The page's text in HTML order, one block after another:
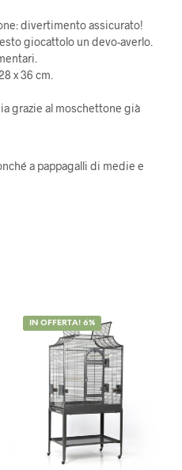
divertimento assicurato!
giocattolo un devo-averlo.
x 36 cm.
grazie al moschettone già
a pappagalli di medie e
IN OFFERTA! 6%